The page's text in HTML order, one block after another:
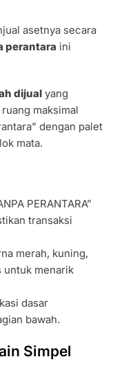
asetnya secara
perantara ini
dijual yang
maksimal
dengan palet
mata.
PERANTARA”
transaksi
merah, kuning,
untuk menarik
dasar
bawah.
Simpel